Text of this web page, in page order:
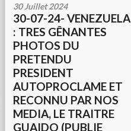
30 Juillet 2024
30-07-24- VENEZUELA
: TRES GÊNANTES
PHOTOS DU
PRETENDU
PRESIDENT
AUTOPROCLAME ET
RECONNU PAR NOS
MEDIA, LE TRAITRE
GUAIDO (PUBLIE